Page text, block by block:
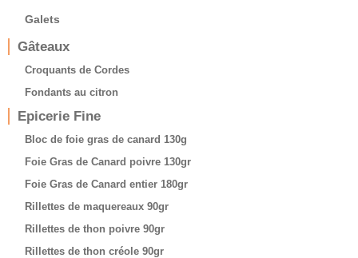
Galets
Gâteaux
Croquants de Cordes
Fondants au citron
Epicerie Fine
Bloc de foie gras de canard 130g
Foie Gras de Canard poivre 130gr
Foie Gras de Canard entier 180gr
Rillettes de maquereaux 90gr
Rillettes de thon poivre 90gr
Rillettes de thon créole 90gr